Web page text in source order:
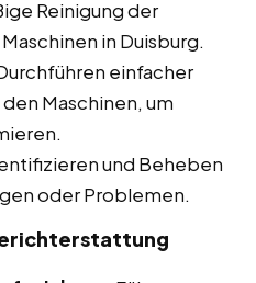
Reinigung der
in Duisburg.
einfacher
Maschinen, um
und Beheben
oder Problemen.